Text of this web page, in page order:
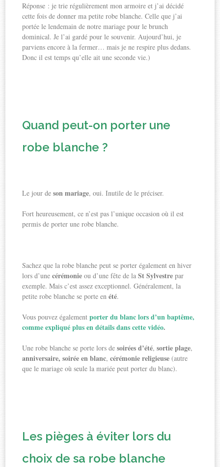
Réponse : je trie régulièrement mon armoire et j’ai décidé
cette fois de donner ma petite robe blanche. Celle que j’ai
portée le lendemain de notre mariage pour le brunch
dominical. Je l’ai gardé pour le souvenir. Aujourd’hui, je
parviens encore à la fermer… mais je ne respire plus dedans.
Donc il est temps qu’elle ait une seconde vie.)
Quand peut-on porter une
robe blanche ?
Le jour deson mariage, oui. Inutile de le préciser.
Fort heureusement, ce n’est pas l’unique occasion où il est
permis de porter une robe blanche.
Sachez que la robe blanche peut se porter également en hiver
lors d’unecérémonie ou d’une fête de laSt Sylvestre par
exemple. Mais c’est assez exceptionnel. Généralement, la
petite robe blanche se porte enété.
Vous pouvez égalementporter du blanc lors d’un baptême,
comme expliqué plus en détails dans cette vidéo.
Une robe blanche se porte lors desoirées d’été,sortie plage,
anniversaire, soirée en blanc,cérémonie religieuse (autre
que le mariage où seule la mariée peut porter du blanc).
Les pièges à éviter lors du
choix de sa robe blanche